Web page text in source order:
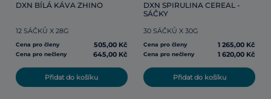
DXN BÍLÁ KÁVA ZHINO
12 SÁČKŮ X 28G
Cena pro členy 505,00 Kč
Cena pro nečleny 645,00 Kč
Přidat do košíku
DXN SPIRULINA CEREAL -
SÁČKY
30 SÁČKŮ X 30G
Cena pro členy 1 265,00 Kč
Cena pro nečleny 1 620,00 Kč
Přidat do košíku